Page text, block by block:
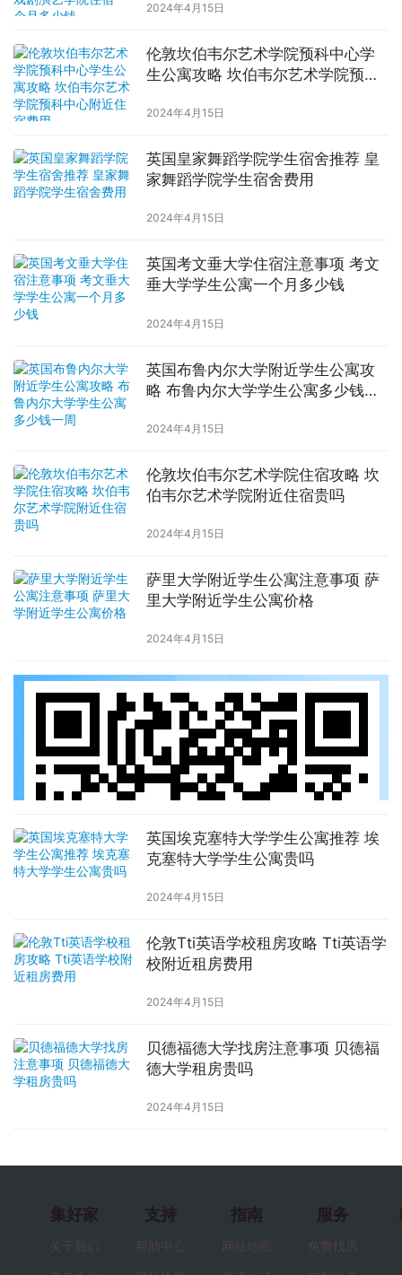
2024年4月15日
伦敦坎伯韦尔艺术学院预科中心学
生公寓攻略 坎伯韦尔艺术学院预科
2024年4月15日
英国皇家舞蹈学院学生宿舍推荐 皇
家舞蹈学院学生宿舍费用
2024年4月15日
英国考文垂大学住宿注意事项 考文
垂大学学生公寓一个月多少钱
2024年4月15日
英国布鲁内尔大学附近学生公寓攻
略 布鲁内尔大学学生公寓多少钱一
2024年4月15日
伦敦坎伯韦尔艺术学院住宿攻略 坎
伯韦尔艺术学院附近住宿贵吗
2024年4月15日
萨里大学附近学生公寓注意事项 萨
里大学附近学生公寓价格
2024年4月15日
英国埃克塞特大学学生公寓推荐 埃
克塞特大学学生公寓贵吗
2024年4月15日
伦敦Tti英语学校租房攻略 Tti英语学
校附近租房费用
2024年4月15日
贝德福德大学找房注意事项 贝德福
德大学租房贵吗
2024年4月15日
集好家
关于我们
支持
帮助中心
指南
网站地图
服务
免费找房